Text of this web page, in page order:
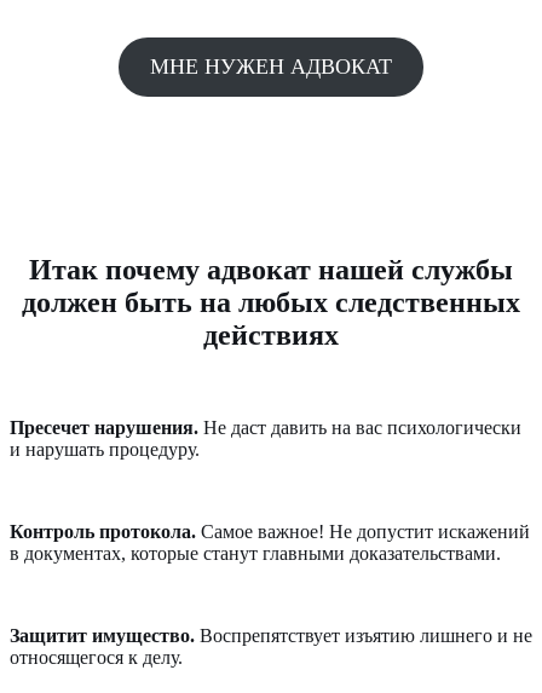
МНЕ НУЖЕН АДВОКАТ
Итак почему адвокат нашей службы
должен быть на любых следственных
действиях
Пресечет нарушения. Не даст давить на вас психологически
и нарушать процедуру.
Контроль протокола. Самое важное! Не допустит искажений
в документах, которые станут главными доказательствами.
Защитит имущество. Воспрепятствует изъятию лишнего и не
относящегося к делу.